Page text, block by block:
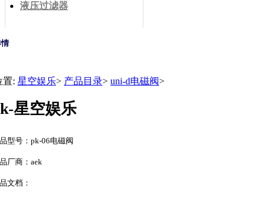
液压过滤器
置: 星空娱乐> 产品目录> uni-d电磁阀>
星空娱乐
型号：pk-06电磁阀
厂商：aek
文档：